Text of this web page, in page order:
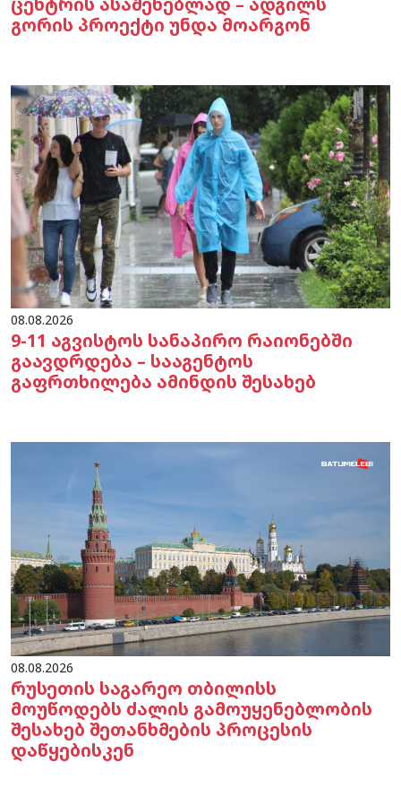
გორის პროექტი უნდა მოარგონ
08.08.2026
9-11 აგვისტოს სანაპირო რაიონებში
გაავდრდება – სააგენტოს
გაფრთხილება ამინდის შესახებ
08.08.2026
რუსეთის საგარეო თბილისს
მოუწოდებს ძალის გამოუყენებლობის
შესახებ შეთანხმების პროცესის
დაწყებისკენ